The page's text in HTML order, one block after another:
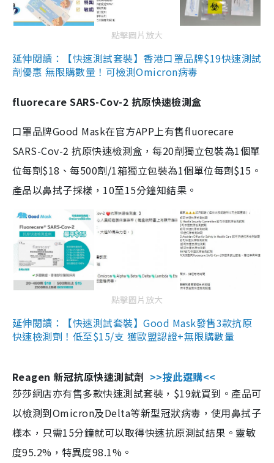
點擊圖片放大
延伸閱讀：【快速測試套裝】香港口罩品牌$19快速測試
劑優惠 無限購數量！可檢測Omicron病毒
fluorecare SARS-Cov-2 抗原快速檢測盒
口罩品牌Good Mask在官方APP上有售fluorecare
SARS-Cov-2 抗原快速檢測盒，每20劑獨立包裝為1個單
位每劑$18、每500劑/1箱獨立包裝為1個單位每劑$15。
產品以鼻拭子採樣，10至15分鐘知結果。
點擊圖片放大
延伸閱讀：【快速測試套裝】Good Mask發售3款抗原
快速檢測劑！低至$15/支 獲歐盟認證+無限購數量
Reagen 新冠抗原快速測試劑 >>按此選購<<
莎莎網店亦有售多款快速測試套裝，$19就買到。產品可
以檢測到Omicron及Delta等新型冠狀病毒，使用鼻拭子
樣本，只需15分鐘就可以取得快速抗原測試結果。靈敏
度95.2%，特異度98.1%。